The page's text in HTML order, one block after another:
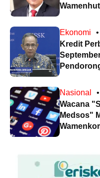
Wamenhut
Ekonomi •
Kredit
Nasional •
Wacana
Medsos"